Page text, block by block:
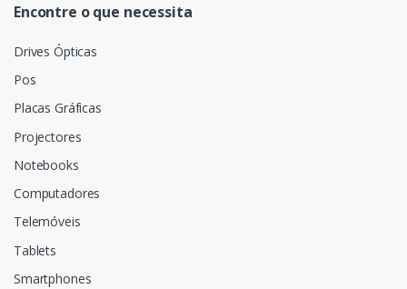
Encontre o que necessita
Drives Ópticas
Pos
Placas Gráficas
Projectores
Notebooks
Computadores
Telemóveis
Tablets
Smartphones